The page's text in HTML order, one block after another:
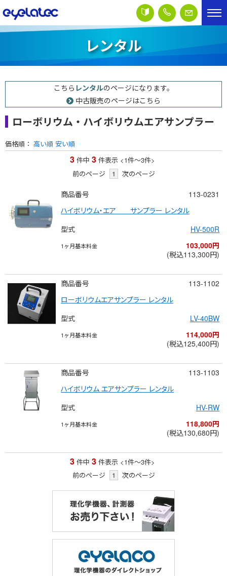
レンタル
こちら レンタルのページになります。
中古販売のページはこちら
ローボリウム・ハイボリウムエアサンプラー
価格順： 高い順 安い順
3 件中 3 件表示 <1件～3件>
前のページ
1 次のページ
商品番号
113-0231
ハイボリウム・エア　　サンプラー レンタル
型式
HV-500R
1ヶ月基本料金
103,000円
(税込113,300円)
商品番号
113-1102
ローボリウムエアサンプラー レンタル
型式
LV-40BW
1ヶ月基本料金
114,000円
(税込125,400円)
商品番号
113-1103
ハイボリウム エアサンプラー レンタル
型式
HV-RW
1ヶ月基本料金
118,800円
(税込130,680円)
3 件中 3 件表示 <1件～3件>
前のページ
1 次のページ